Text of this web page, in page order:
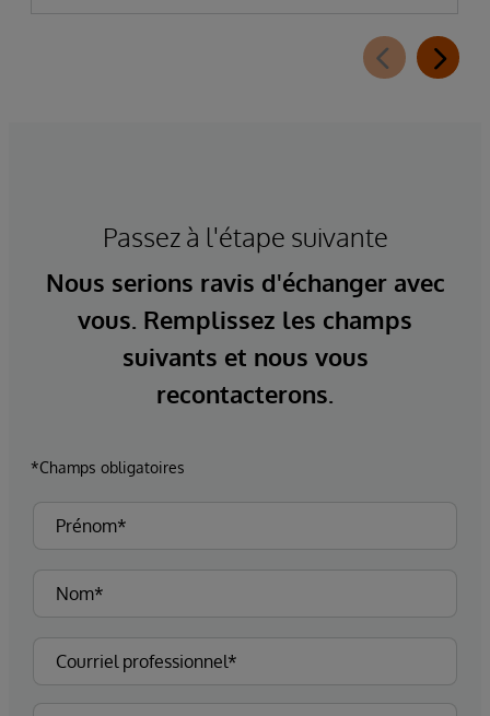
Passez à l'étape suivante
Nous serions ravis d'échanger avec
vous. Remplissez les champs
suivants et nous vous
recontacterons.
*Champs obligatoires